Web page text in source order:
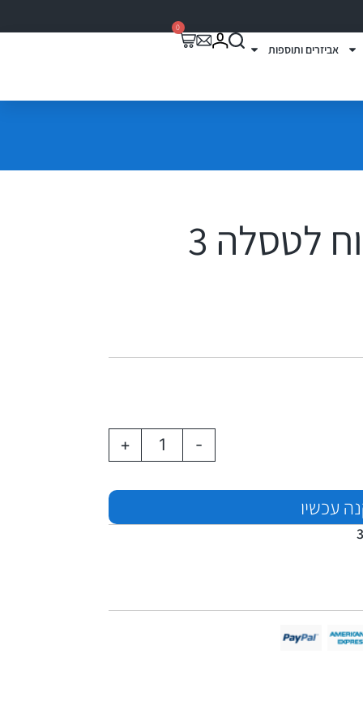
אביזרים ותוספות
0
-
+
עכשיו